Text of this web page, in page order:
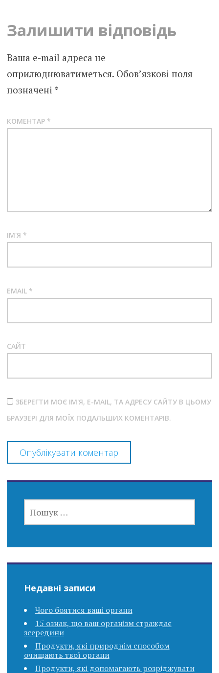
Залишити відповідь
Ваша e-mail адреса не
оприлюднюватиметься. Обов’язкові поля
позначені *
КОМЕНТАР *
ІМ'Я *
EMAIL *
САЙТ
ЗБЕРЕГТИ МОЄ ІМ'Я, E-MAIL, ТА АДРЕСУ САЙТУ В ЦЬОМУ
БРАУЗЕРІ ДЛЯ МОЇХ ПОДАЛЬШИХ КОМЕНТАРІВ.
Недавні записи
Чого боятися ваші органи
15 ознак, що ваш організм страждає
зсередини
Продукти, які природнім способом
очищають твої органи
Продукти, які допомагають розріджувати